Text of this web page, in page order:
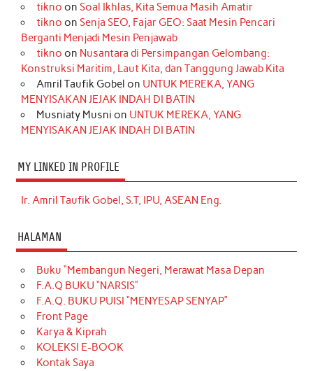
tikno on Soal Ikhlas, Kita Semua Masih Amatir
tikno on Senja SEO, Fajar GEO: Saat Mesin Pencari
Berganti Menjadi Mesin Penjawab
tikno on Nusantara di Persimpangan Gelombang:
Konstruksi Maritim, Laut Kita, dan Tanggung Jawab Kita
Amril Taufik Gobel on UNTUK MEREKA, YANG
MENYISAKAN JEJAK INDAH DI BATIN
Musniaty Musni on UNTUK MEREKA, YANG
MENYISAKAN JEJAK INDAH DI BATIN
MY LINKED IN PROFILE
Ir. Amril Taufik Gobel, S.T, IPU, ASEAN Eng.
HALAMAN
Buku “Membangun Negeri, Merawat Masa Depan
F.A.Q BUKU “NARSIS”
F.A.Q. BUKU PUISI “MENYESAP SENYAP”
Front Page
Karya & Kiprah
KOLEKSI E-BOOK
Kontak Saya